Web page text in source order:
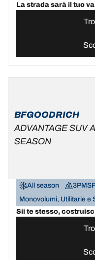
La strada sarà il tuo
BFGOODRICH
ADVANTAGE SUV
SEASON
All season 3PMSF
Monovolumi, Utilitarie e
Sii te stesso,